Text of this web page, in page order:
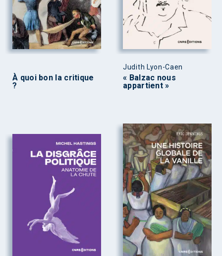
À quoi bon la critique
?
Judith Lyon-Caen
« Balzac nous
appartient »